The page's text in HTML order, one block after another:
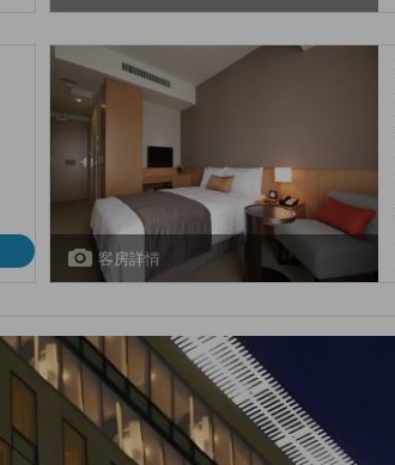
客房詳情